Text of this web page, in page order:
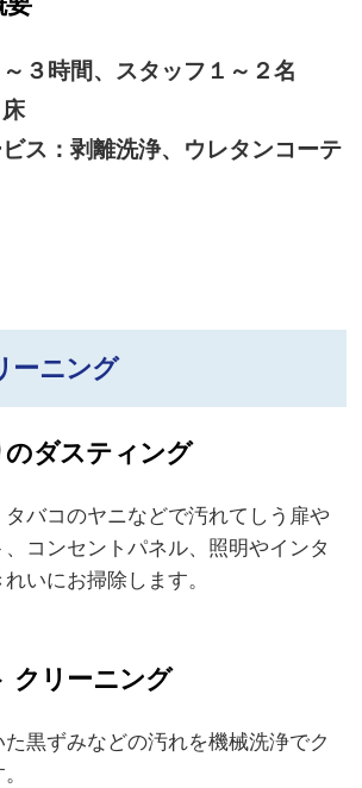
３時間、スタッフ１～２名
ス：剥離洗浄、ウレタンコーテ
ーニング
ダスティング
バコのヤニなどで汚れてしう扉や
コンセントパネル、照明やインタ
いにお掃除します。
クリーニング
黒ずみなどの汚れを機械洗浄でク